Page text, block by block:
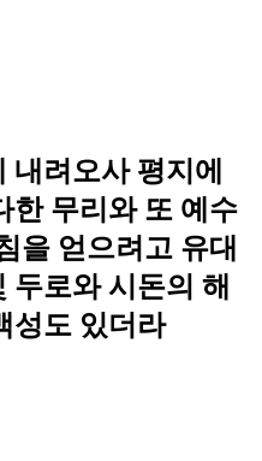
려오사 평지에
한 무리와 또 예수
을 얻으려고 유대
두로와 시돈의 해
성도 있더라